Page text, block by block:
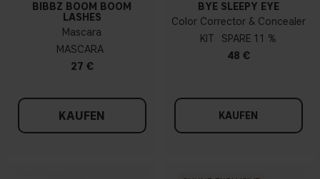
BIBBZ BOOM BOOM
LASHES
Mascara
MASCARA
27 €
KAUFEN
BYE SLEEPY EYE
Color Corrector & Concealer
KIT
11 %
48 €
KAUFEN